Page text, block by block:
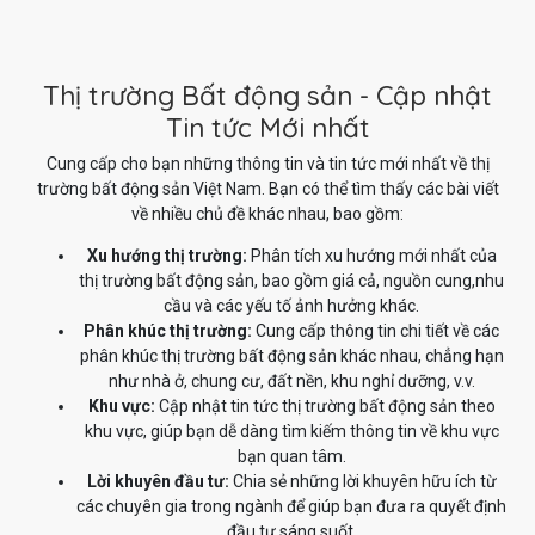
Thị trường Bất động sản - Cập nhật
Tin tức Mới nhất
Cung cấp cho bạn những thông tin và tin tức mới nhất về thị
trường bất động sản Việt Nam. Bạn có thể tìm thấy các bài viết
về nhiều chủ đề khác nhau, bao gồm:
Xu hướng thị trường: Phân tích xu hướng mới nhất của
thị trường bất động sản, bao gồm giá cả, nguồn cung,nhu
cầu và các yếu tố ảnh hưởng khác.
Phân khúc thị trường: Cung cấp thông tin chi tiết về các
phân khúc thị trường bất động sản khác nhau, chẳng hạn
như nhà ở, chung cư, đất nền, khu nghỉ dưỡng, v.v.
Khu vực: Cập nhật tin tức thị trường bất động sản theo
khu vực, giúp bạn dễ dàng tìm kiếm thông tin về khu vực
bạn quan tâm.
Lời khuyên đầu tư: Chia sẻ những lời khuyên hữu ích từ
các chuyên gia trong ngành để giúp bạn đưa ra quyết định